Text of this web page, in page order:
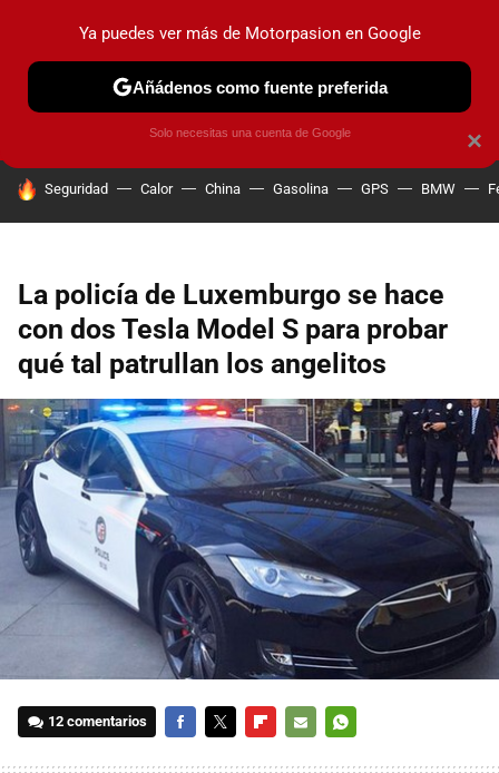
PRUEBAS COCHES ELÉCTRICOS OBSERVATORIO
HOY SE HABLA DE
Seguridad Calor China Gasolina GPS BMW
La policía de Luxemburgo se hace
con dos Tesla Model S para probar
qué tal patrullan los angelitos
12 comentarios
×
Ya puedes ver más de Motorpasion en Google
Añádenos como fuente preferida
Solo necesitas una cuenta de Google